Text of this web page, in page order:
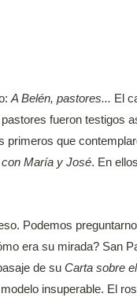
A Belén, pastores... El
fueron testigos
primeros que
María y José. En
Podemos
era su mirada? San
de su Carta sobre
insuperable. El